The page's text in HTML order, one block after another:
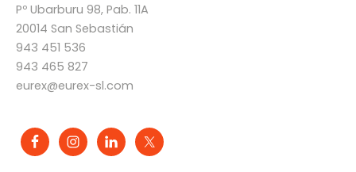
Pº Ubarburu 98, Pab. 11A
20014 San Sebastián
943 451 536
943 465 827
eurex@eurex-sl.com